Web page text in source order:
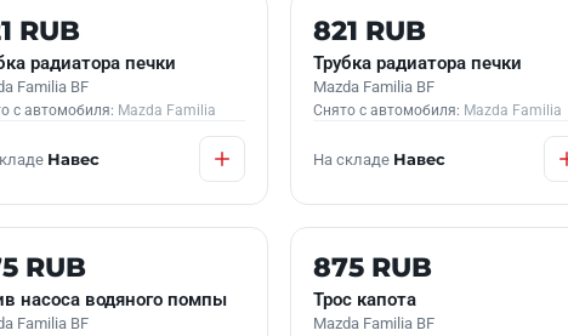
НАЛИЧИИ
RUB
радиатора печки
Familia BF
с автомобиля: Mazda Familia
Навес
Б/У В НАЛИЧИИ
821 RUB
Трубка радиатора печки
Mazda Familia BF
Снято с автомобиля: Mazda Familia
На складе Навес
НАЛИЧИИ
RUB
насоса водяного помпы
Familia BF
Б/У В НАЛИЧИИ
875 RUB
Трос капота
Mazda Familia BF